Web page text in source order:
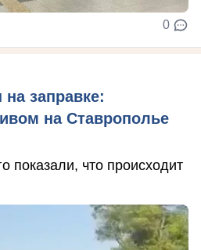
0
заправке:
на Ставрополье
показали, что происходит